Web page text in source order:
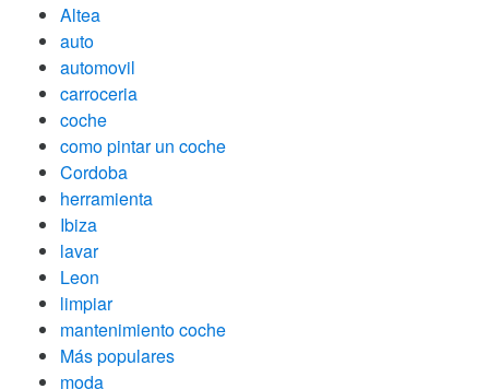
Altea
auto
automovil
carroceria
coche
como pintar un coche
Cordoba
herramienta
Ibiza
lavar
Leon
limpiar
mantenimiento coche
Más populares
moda